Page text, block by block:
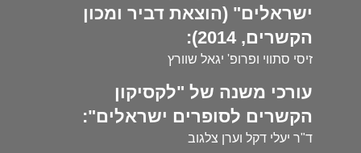
ישראלים" (הוצאת דביר ומכון
הקשרים, 2014):
זיסי סתווי ופרופ' יגאל שוורץ
עורכי משנה של "לקסיקון
הקשרים לסופרים ישראלים":
ד"ר יעלי דקל וערן צלגוב